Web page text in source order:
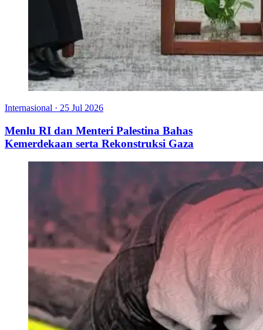
Internasional · 25 Jul 2026
Menlu RI dan Menteri Palestina Bahas
Kemerdekaan serta Rekonstruksi Gaza